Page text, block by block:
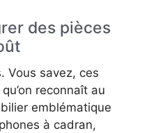
des pièces
Vous savez, ces
reconnaît au
emblématique
à cadran,